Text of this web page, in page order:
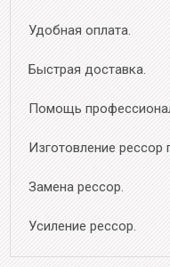
Удобная оплата.
Быстрая доставка.
Помощь
Изготовление рессор
Замена рессор.
Усиление рессор.